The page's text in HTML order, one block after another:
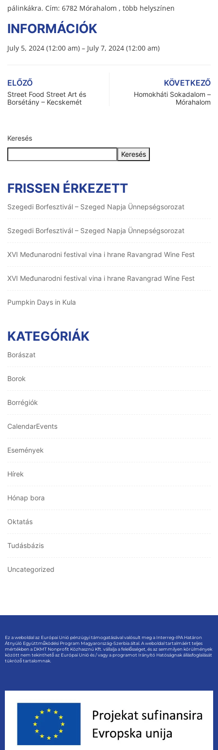
pálinkákra. Cím: 6782 Mórahalom , több helyszínen
INFORMÁCIÓK
July 5, 2024 (12:00 am) – July 7, 2024 (12:00 am)
ELŐZŐ
Street Food Street Art és
Borsétány – Kecskemét
KÖVETKEZŐ
Homokháti Sokadalom –
Mórahalom
Keresés
Keresés
FRISSEN ÉRKEZETT
Szegedi Borfesztivál – Szeged Napja Ünnepségsorozat
Szegedi Borfesztivál – Szeged Napja Ünnepségsorozat
XVI Međunarodni festival vina i hrane Ravangrad Wine Fest
XVI Međunarodni festival vina i hrane Ravangrad Wine Fest
Pumpkin Days in Kula
KATEGÓRIÁK
Borászat
Borok
Borrégiók
CalendarEvents
Események
Hírek
Hónap bora
Oktatás
Tudásbázis
Uncategorized
Ez a weboldal az Európai Unió pénzügyi támogatásával valósult meg a Interreg-IPA Határon
Átnyúló Együttműködési Program Magyarország-Szerbia által. A weboldal tartalmáért teljes
mértékben a DKMT Nonprofit Közhasznú Kft. vállalja a felelősséget, és az semmilyen körülmények
között nem tekinthető az Európai Unió és / vagy a programot Irányító Hatóságnak állásfoglalását
tükröző tartalomnak.